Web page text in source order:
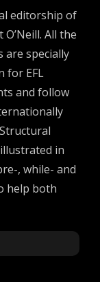
editorship of
O’Neill. All the
are specially
for EFL
and follow
in
, while- and
help both